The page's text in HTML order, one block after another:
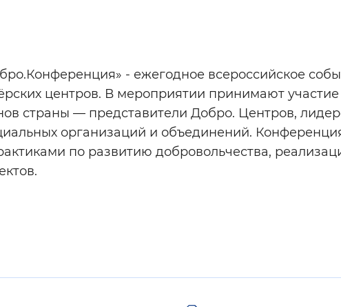
- ежегодное всероссийское
центров. В мероприятии принимают
страны — представители Добро. Центров,
организаций и объединений.
по развитию добровольчества,